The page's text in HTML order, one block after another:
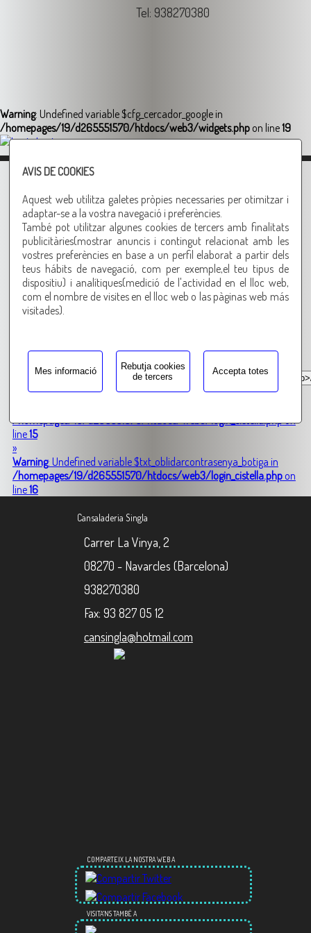
AVIS DE COOKIES
Aquest web utilitza galetes pròpies necessaries per otimitzar i
adaptar-se a la vostra navegació i preferències.
També pot utilitzar algunes cookies de tercers amb finalitats
publicitàries(mostrar anuncis i contingut relacionat amb les
vostres preferències en base a un perfil elaborat a partir dels
teus hábits de navegació, com per exemple,el teu tipus de
dispositiu) i analítiques(medició de l'actividad en el lloc web,
com el nombre de visites en el lloc web o las pàginas web más
visitades).
Mes informació
Rebutja cookies
de tercers
Accepta totes
Tel: 938270380
Warning: Undefined variable $cfg_cercador_google in
/homepages/19/d265551570/htdocs/web3/widgets.php on line19
Login
/homepages/19/d265551570/htdocs/web3/login_cistella.phpon
line5
Warning: Undefined variable $txt_identificacio_sub_login_central in
/homepages/19/d265551570/htdocs/web3/login_cistella.phpon
line6
Correu-e
line9
/homepages/19/d265551570/htdocs/web3/login_cistella.phpon
line15
»
Warning: Undefined variable $txt_oblidarcontrasenya_botiga in
/homepages/19/d265551570/htdocs/web3/login_cistella.phpon
line16
Cansaladeria Singla
Carrer La Vinya, 2
08270 - Navarcles (Barcelona)
938270380
Fax: 93 827 05 12
cansingla@hotmail.com
COMPARTEIX LA NOSTRA WEB A
VISITA'NS TAMBÉ A